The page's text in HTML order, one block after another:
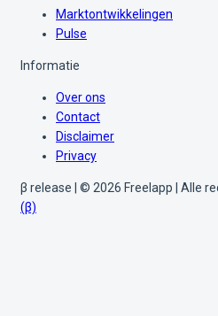
Marktontwikkelingen
Pulse
Informatie
Over ons
Contact
Disclaimer
Privacy
β release | © 2026 Freelapp | Alle
(β)